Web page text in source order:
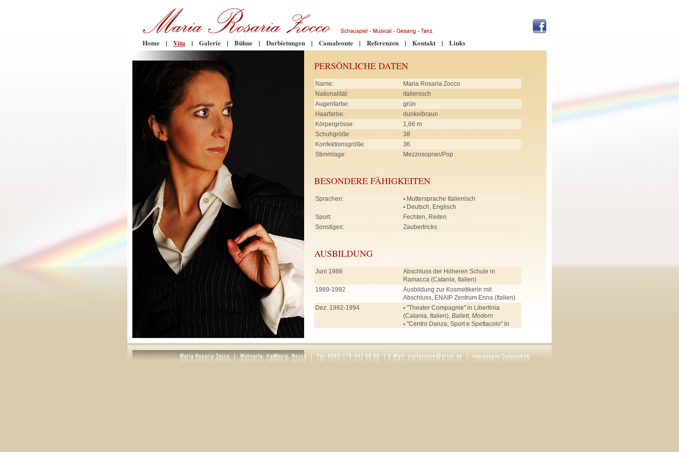
Home | Vita | Galerie | Bühne | Darbietungen | Camaleonte | Referenzen | Kontakt | Links
PERSÖNLICHE DATEN
Name:
Maria Rosaria Zocco
Nationalität:
italienisch
Augenfarbe:
grün
Haarfarbe:
dunkelbraun
Körpergrösse:
1,66 m
Schuhgröße:
38
Konfektionsgröße:
36
Stimmlage:
Mezzosopran/Pop
BESONDERE FÄHIGKEITEN
Sprachen: • Muttersprache Italienisch
• Deutsch, Englisch
Sport:
Fechten, Reiten
Sonstiges:
Zaubertricks
AUSBILDUNG
Juni 1988
Abschluss der Höheren Schule in
Ramacca (Catania, Italien)
1989-1992
Ausbildung zur Kosmetikerin mit
Abschluss, ENAIP Zentrum Enna (Italien)
Dez. 1992-1994
• "Theater Compagnie" in Libertinia
(Catania, Italien), Ballett, Modern
• "Centro Danza, Sport e Spettacolo" in
Jul. 1995-Feb. 1996
"Inlingua" Sprachschule (Mannheim),
März 1996 - Juli 1997
• "The Park" Tanzschule (Mannheim),